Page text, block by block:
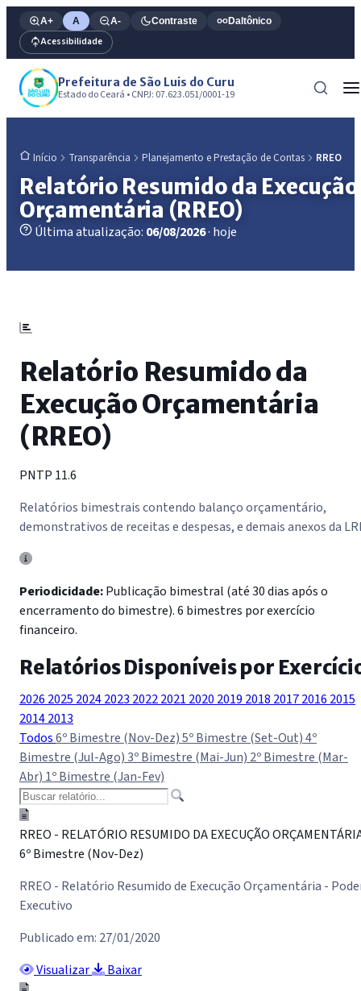
A+ A A- Contraste Daltônico
Acessibilidade
Prefeitura de São Luis do Curu
Estado do Ceará • CNPJ: 07.623.051/0001-19
Início Transparência Planejamento e Prestação de Contas RREO
Relatório Resumido da Execução
Orçamentária (RREO)
Última atualização: 06/08/2026· hoje
Relatório Resumido da
Execução Orçamentária
(RREO)
PNTP 11.6
Relatórios bimestrais contendo balanço orçamentário,
demonstrativos de receitas e despesas, e demais anexos da
Periodicidade:Publicação bimestral (até 30 dias após o
encerramento do bimestre). 6 bimestres por exercício
financeiro.
Relatórios Disponíveis por
2026 2025 20242023 20222021 2020 2019 2018 20172016 2015
20142013
Todos6º Bimestre (Nov-Dez)5º Bimestre (Set-Out)4º
Bimestre (Jul-Ago)3º Bimestre (Mai-Jun) 2º Bimestre (Mar-
Abr) 1º Bimestre (Jan-Fev)
RREO - RELATÓRIO RESUMIDO DA EXECUÇÃO
6º Bimestre (Nov-Dez)
RREO - Relatório Resumido de Execução Orçamentária -
Executivo
Publicado em: 27/01/2020
Visualizar
Baixar